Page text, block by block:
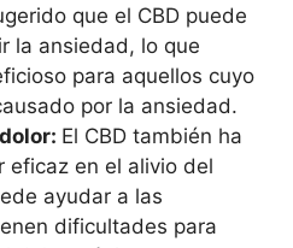
que el CBD puede
la ansiedad, lo que
para aquellos cuyo
por la ansiedad.
El CBD también ha
eficaz en el alivio del
ayudar a las
dificultades para